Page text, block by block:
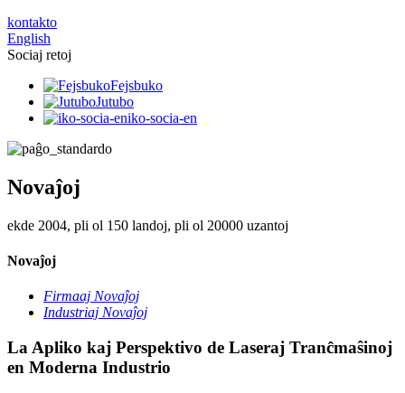
kontakto
English
Sociaj retoj
Fejsbuko
Jutubo
iko-socia-en
Novaĵoj
ekde 2004, pli ol 150 landoj, pli ol 20000 uzantoj
Novaĵoj
Firmaaj Novaĵoj
Industriaj Novaĵoj
La Apliko kaj Perspektivo de Laseraj Tranĉmaŝinoj
en Moderna Industrio